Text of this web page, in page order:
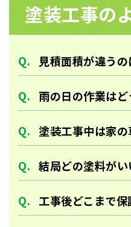
塗装⼯事の
見積面積が違う
雨の日の作業はど
塗装工事中は家
結局どの塗料がい
工事後どこまで保